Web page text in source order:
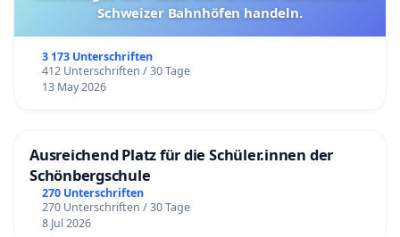
Schweizer Bahnhöfen handeln.
3 173 Unterschriften
412 Unterschriften / 30 Tage
13 May 2026
Ausreichend Platz für die Schüler.innen der
Schönbergschule
270 Unterschriften
270 Unterschriften / 30 Tage
8 Jul 2026